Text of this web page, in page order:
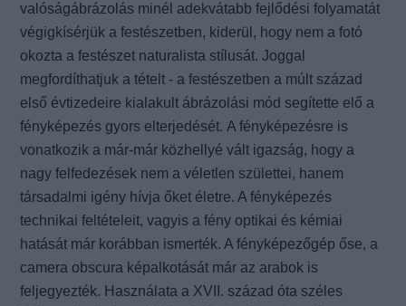
valóságábrázolás minél adekvátabb fejlődési folyamatát
végigkísérjük a festészetben, kiderül, hogy nem a fotó
okozta a festészet naturalista stílusát. Joggal
megfordíthatjuk a tételt - a festészetben a múlt század
első évtizedeire kialakult ábrázolási mód segítette elő a
fényképezés gyors elterjedését.A fényképezésre is
vonatkozik a már-már közhellyé vált igazság, hogy a
nagy felfedezések nem avéletlen születtei, hanem
társadalmi igény hívja őket életre. A fényképezés
technikai feltételeit, vagyis afény optikai és kémiai
hatását már korábban ismerték. A fényképezőgép őse, a
camera obscura képalkotását már az arabok is
feljegyezték. Használata a XVII. század óta széles